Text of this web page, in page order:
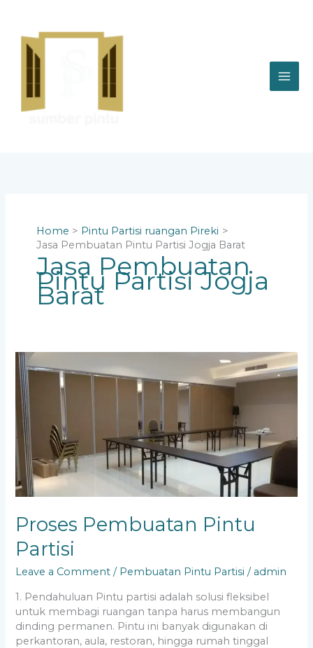
content
Home
Pintu Partisi ruangan Pireki
Jasa Pembuatan Pintu Partisi Jogja Barat
Jasa Pembuatan
Pintu Partisi Jogja
Barat
Proses Pembuatan Pintu
Partisi
Leave a Comment / Pembuatan Pintu Partisi / admin
1. Pendahuluan Pintu partisi adalah solusi fleksibel
untuk membagi ruangan tanpa harus membangun
dinding permanen. Pintu ini banyak digunakan di
perkantoran, aula, restoran, hingga rumah tinggal
Proses
Pembuatan
Pintu
Partisi